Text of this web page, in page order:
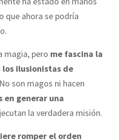
que ahora se podría
magia, pero me fascina la
ilusionistas de
son magos ni hacen
en generar una
la verdadera misión.
romper el orden